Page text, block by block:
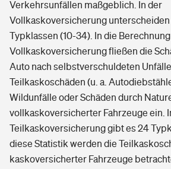
Verkehrsunfällen maßgeblich. In der
Vollkaskoversicherung
Typklassen (10-34). In die
Vollkaskoversicherung fließen die
Auto nach selbstverschuldeten
Teilkaskoschäden (u. a.
Wildunfälle oder Schäden durch
vollkaskoversicherter Fahrzeuge ein.
Teilkaskoversicherung gibt es 24
diese Statistik werden die
kaskoversicherter Fahrzeuge